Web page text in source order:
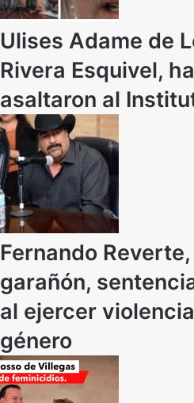
Ulises Adame de
Rivera Esquivel,
asaltaron al
Fernando
garañón,
al ejercer
género